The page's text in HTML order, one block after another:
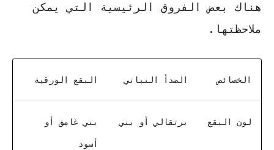
هناك بعض الفروق الرئيسية التي يمكن
ملاحظتها.
الخصائص الصدأ النباتي البقع الورقية
لون البقع برتقالي أو بني بني غامق أو
أسود